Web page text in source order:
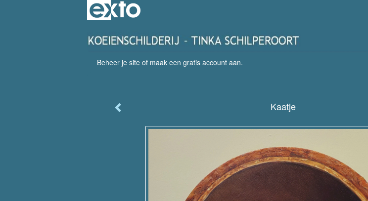
Beheer je site of maak een gratis account aan.
Kaatje